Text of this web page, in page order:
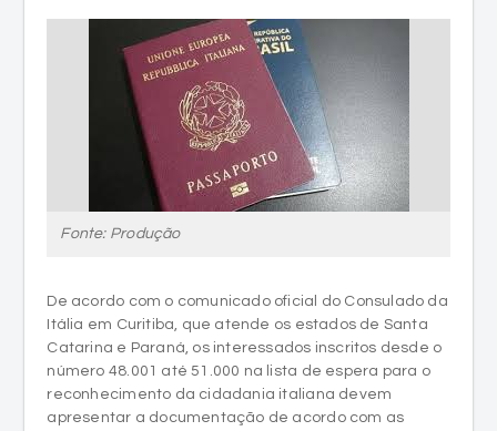
Fonte: Produção
De acordo com o comunicado oficial do Consulado da
Itália em Curitiba, que atende os estados de Santa
Catarina e Paraná, os interessados inscritos desde o
número 48.001 até 51.000 na lista de espera para o
reconhecimento da cidadania italiana devem
apresentar a documentação de acordo com as